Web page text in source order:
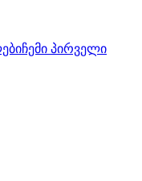
ჩემი პირველი